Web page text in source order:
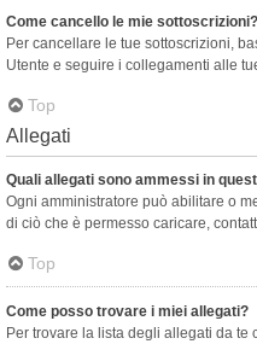
Come cancello le mie sottoscrizioni?
Per cancellare le tue sottoscrizioni,
Utente e seguire i collegamenti alle
Top
Allegati
Quali allegati sono ammessi in
Ogni amministratore può abilitare o
di ciò che è permesso caricare,
Top
Come posso trovare i miei allegati?
Per trovare la lista degli allegati da